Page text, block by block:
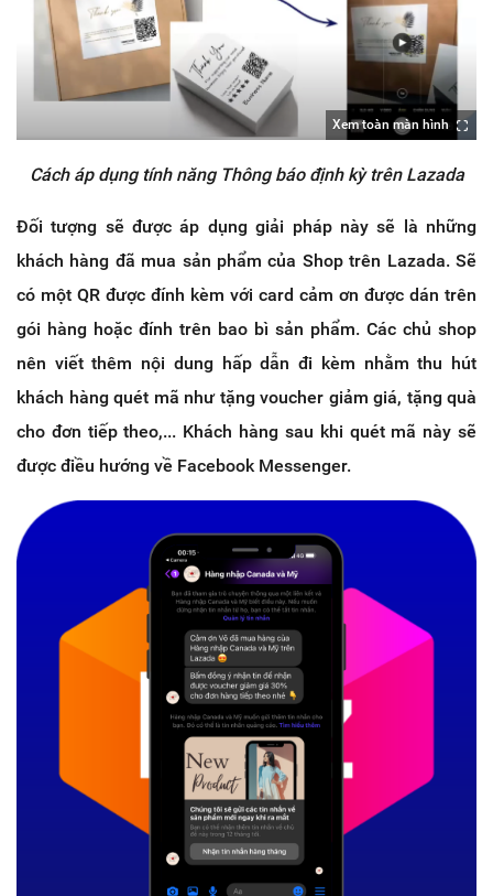
Xem toàn màn hình
Cách áp dụng tính năng Thông báo định kỳ trên Lazada
Đối tượng sẽ được áp dụng giải pháp này sẽ là những
khách hàng đã mua sản phẩm của Shop trên Lazada. Sẽ
có một QR được đính kèm với card cảm ơn được dán trên
gói hàng hoặc đính trên bao bì sản phẩm. Các chủ shop
nên viết thêm nội dung hấp dẫn đi kèm nhằm thu hút
khách hàng quét mã như tặng voucher giảm giá, tặng quà
cho đơn tiếp theo,... Khách hàng sau khi quét mã này sẽ
được điều hướng về Facebook Messenger.